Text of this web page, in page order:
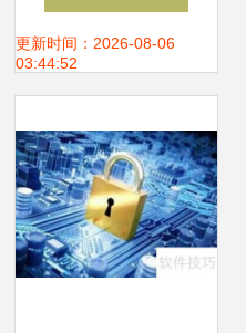
35835269看网络与
更新时间：2026-08-06
03:44:52